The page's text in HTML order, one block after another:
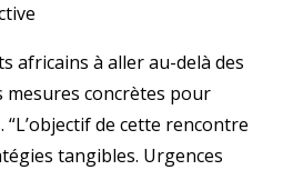
africains à aller au-delà des
concrètes pour
de cette rencontre
tangibles. Urgences